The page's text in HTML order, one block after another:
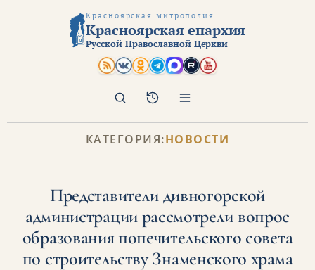
Красноярская митрополия
Красноярская епархия
Русской Православной Церкви
Архив
Поиск
КАТЕГОРИЯ:НОВОСТИ
Представители дивногорской
администрации рассмотрели вопрос
образования попечительского совета
по строительству Знаменского храма